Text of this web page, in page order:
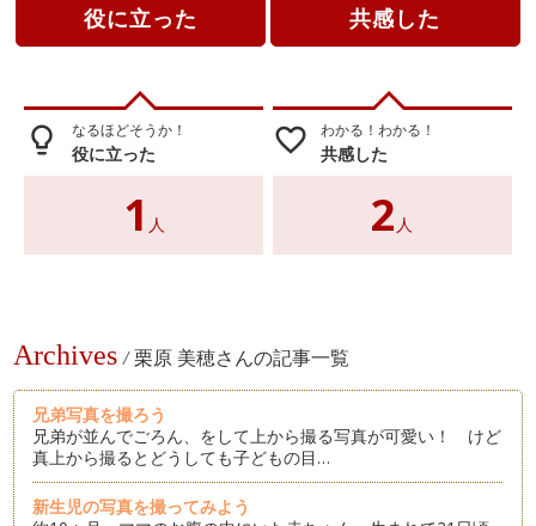
役に立った 共感した
lightbulb_outline なるほどそうか！
役に立った
1 人
favorite_border わかる！わかる！
共感した
2 人
Archives / 栗原 美穂さんの記事一覧
兄弟写真を撮ろう
兄弟が並んでごろん、をして上から撮る写真が可愛い！ けど
真上から撮るとどうしても子どもの目…
新生児の写真を撮ってみよう